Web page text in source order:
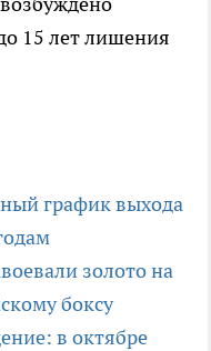
15 лет лишения
график выхода
золото на
боксу
в октябре